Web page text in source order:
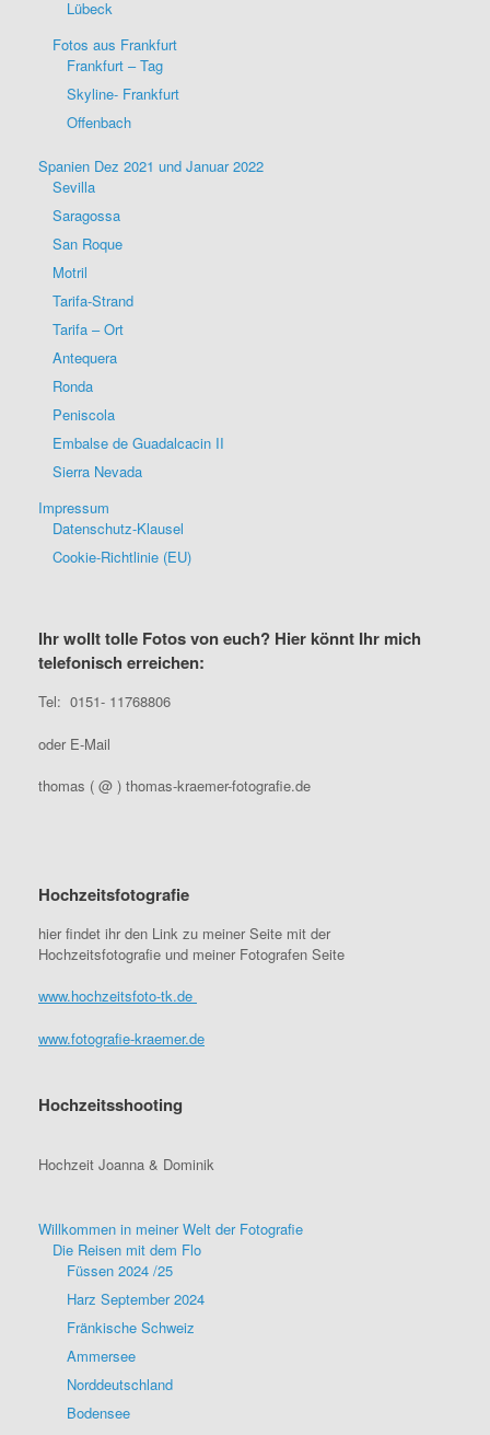
Lübeck
Fotos aus Frankfurt
Frankfurt – Tag
Skyline- Frankfurt
Offenbach
Spanien Dez 2021 und Januar 2022
Sevilla
Saragossa
San Roque
Motril
Tarifa-Strand
Tarifa – Ort
Antequera
Ronda
Peniscola
Embalse de Guadalcacin II
Sierra Nevada
Impressum
Datenschutz-Klausel
Cookie-Richtlinie (EU)
Ihr wollt tolle Fotos von euch? Hier könnt Ihr mich
telefonisch erreichen:
Tel: 0151- 11768806
oder E-Mail
thomas ( @ ) thomas-kraemer-fotografie.de
Hochzeitsfotografie
hier findet ihr den Link zu meiner Seite mit der
Hochzeitsfotografie und meiner Fotografen Seite
www.hochzeitsfoto-tk.de
www.fotografie-kraemer.de
Hochzeitsshooting
Hochzeit Joanna & Dominik
Willkommen in meiner Welt der Fotografie
Die Reisen mit dem Flo
Füssen 2024 /25
Harz September 2024
Fränkische Schweiz
Ammersee
Norddeutschland
Bodensee